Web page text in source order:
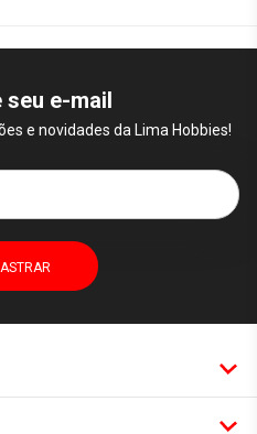
seu e-mail
e novidades da Lima Hobbies!